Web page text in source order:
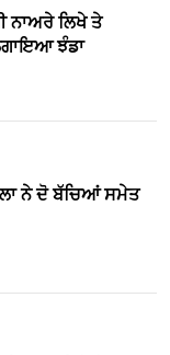
ਨਾਅਰੇ ਲਿਖੇ ਤੇ
ਝੰਡਾ
ਨੇ ਦੋ ਬੱਚਿਆਂ ਸਮੇਤ